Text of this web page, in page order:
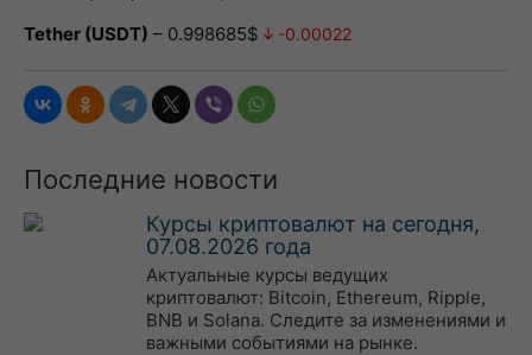
Tether (USDT) – 0.998685$ -0.00022
Последние новости
Курсы криптовалют на сегодня,
07.08.2026 года
Актуальные курсы ведущих
криптовалют: Bitcoin, Ethereum, Ripple,
BNB и Solana. Следите за изменениями и
важными событиями на рынке.